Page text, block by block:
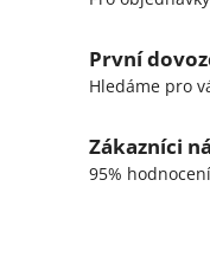
První
Hledáme pro
Zákazníci
95%